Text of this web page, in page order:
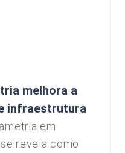
melhora a
infraestrutura
em
revela como